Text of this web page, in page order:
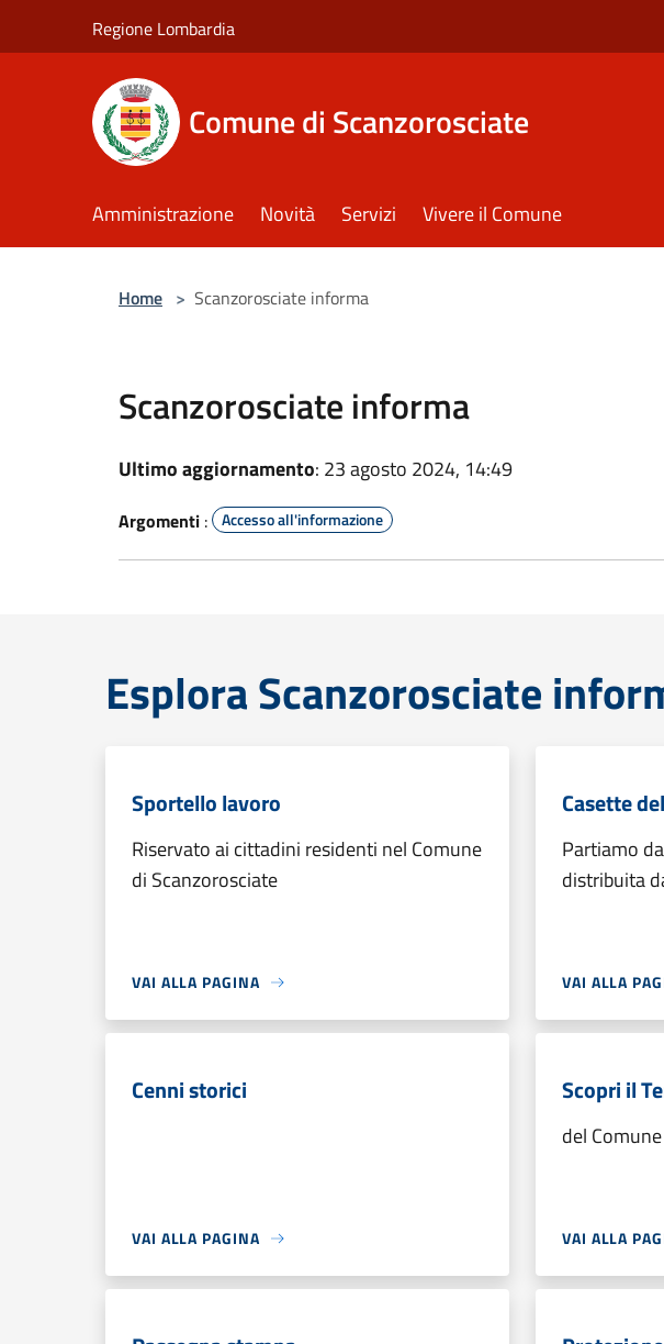
Regione Lombardia
Comune di Scanzorosciate
Amministrazione Novità Servizi Vivere il Comune
Home > Scanzorosciate informa
Scanzorosciate informa
Ultimo aggiornamento: 23 agosto 2024, 14:49
Argomenti : Accesso all'informazione
Esplora Scanzorosciate
Sportello lavoro
Riservato ai cittadini residenti nel Comune
di Scanzorosciate
VAI ALLA PAGINA
Casette
Partiamo
distribuita
VAI ALLA
Cenni storici
VAI ALLA PAGINA
Scopri il
del
VAI ALLA